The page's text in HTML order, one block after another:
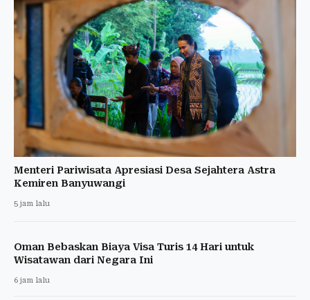
Menteri Pariwisata Apresiasi Desa Sejahtera Astra
Kemiren Banyuwangi
5 jam lalu
Oman Bebaskan Biaya Visa Turis 14 Hari untuk
Wisatawan dari Negara Ini
6 jam lalu